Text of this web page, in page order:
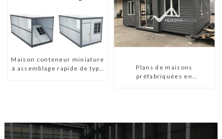
Maison conteneur miniature
à assemblage rapide de type
Plans de maisons
préfabriquées en